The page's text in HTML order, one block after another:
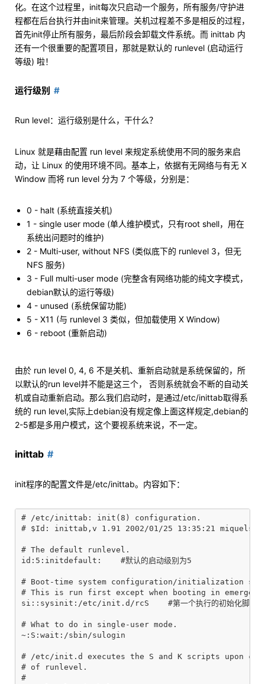
化。在这个过程里，init每次只启动一个服务，所有服务/守护进
程都在后台执行并由init来管理。关机过程差不多是相反的过程，
首先init停止所有服务，最后阶段会卸载文件系统。而 inittab 内
还有一个很重要的配置项目，那就是默认的 runlevel (启动运行
等级) 啦！
运行级别
Run level：运行级别是什么，干什么？
Linux 就是藉由配置 run level 来规定系统使用不同的服务来启
动，让 Linux 的使用环境不同。基本上，依据有无网络与有无 X
Window 而将 run level 分为 7 个等级，分别是：
0 - halt (系统直接关机)
1 - single user mode (单人维护模式，只有root shell，用在
系统出问题时的维护)
2 - Multi-user, without NFS (类似底下的 runlevel 3，但无
NFS 服务)
3 - Full multi-user mode (完整含有网络功能的纯文字模式，
debian默认的运行等级)
4 - unused (系统保留功能)
5 - X11 (与 runlevel 3 类似，但加载使用 X Window)
6 - reboot (重新启动)
由於 run level 0, 4, 6 不是关机、重新启动就是系统保留的，所
以默认的run level并不能是这三个， 否则系统就会不断的自动关
机或自动重新启动。那么我们启动时，是通过/etc/inittab取得系
统的 run level,实际上debian没有规定像上面这样规定,debian的
2-5都是多用户模式，这个要视系统来说，不一定。
inittab
init程序的配置文件是/etc/inittab。内容如下：
# /etc/inittab: init(8) configuration.
# $Id: inittab,v 1.91 2002/01/25 13:35:21 miquels
# The default runlevel.
id:5:initdefault:    #默认的启动级别为5
# Boot-time system configuration/initialization
# This is run first except when booting in
si::sysinit:/etc/init.d/rcS    #第一个执行的初始化脚本
# What to do in single-user mode.
~:S:wait:/sbin/sulogin
# /etc/init.d executes the S and K scripts upon
# of runlevel.
#